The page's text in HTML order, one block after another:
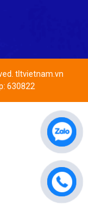
tltvietnam.vn
630822